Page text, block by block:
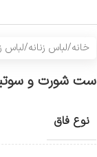
خانه/لباس زنانه/لباس
ست شورت و سوتین
نوع فاق